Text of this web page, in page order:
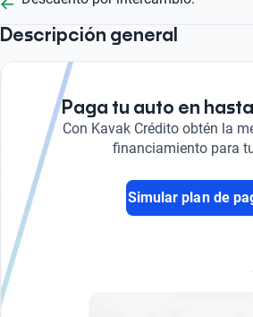
Descripción general
Paga tu auto en
Con Kavak Crédito obtén la
financiamiento para
Simular plan de